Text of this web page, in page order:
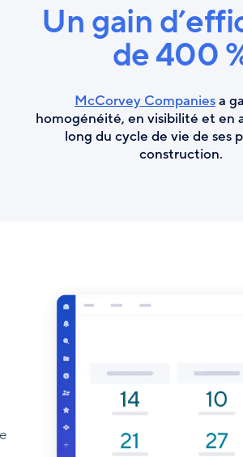
Un gain
de 400
McCorvey Companiesa
homogénéité, en visibilité et en
long du cycle de vie de ses
construction.